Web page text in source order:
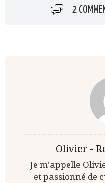
2
Olivier -
Je m'appelle
et passionné de